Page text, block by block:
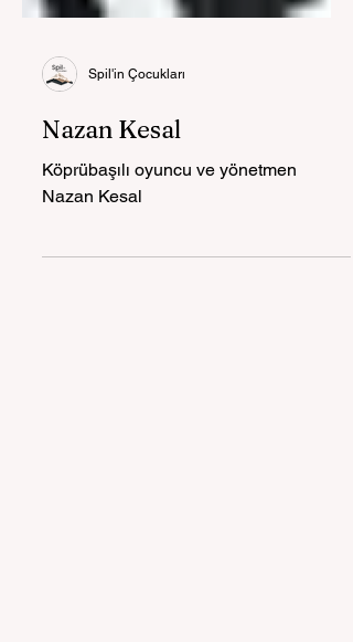
Spil'in Çocukları
Nazan Kesal
Nazan Kesal